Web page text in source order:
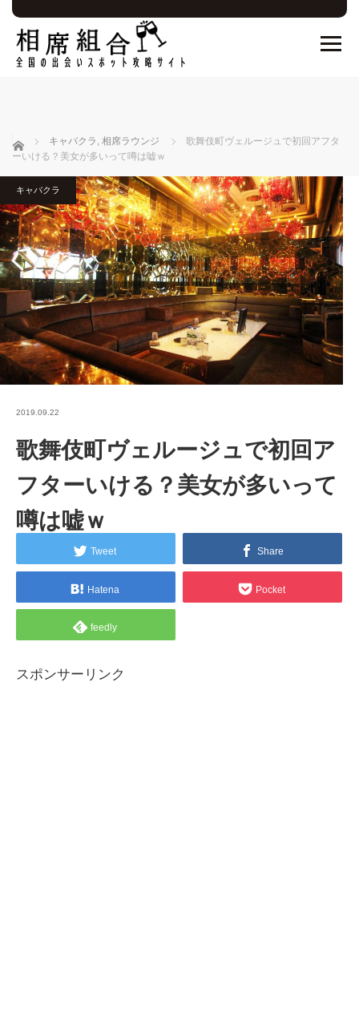
ホーム キャバクラ , 相席ラウンジ
歌舞伎町ヴェルージュで初回アフタ
ーいける？美女が多いって噂は嘘ｗ
キャバクラ
2019.09.22
歌舞伎町ヴェルージュで初回ア
フターいける？美女が多いって
噂は嘘ｗ
Tweet Share
Hatena Pocket
feedly
スポンサーリンク